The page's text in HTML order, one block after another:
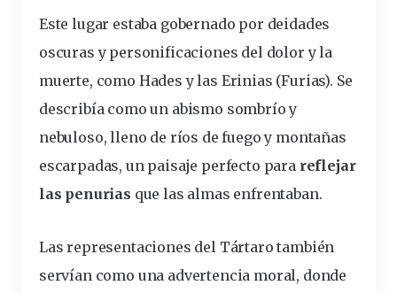
Este lugar estaba gobernado por deidades
oscuras y personificaciones del dolor y la
muerte, como Hades y las Erinias (Furias). Se
describía como un abismo sombrío y
nebuloso, lleno de ríos de fuego y montañas
escarpadas, un paisaje perfecto para reflejar
las penurias que las almas enfrentaban.
Las representaciones del Tártaro también
servían como una advertencia moral, donde